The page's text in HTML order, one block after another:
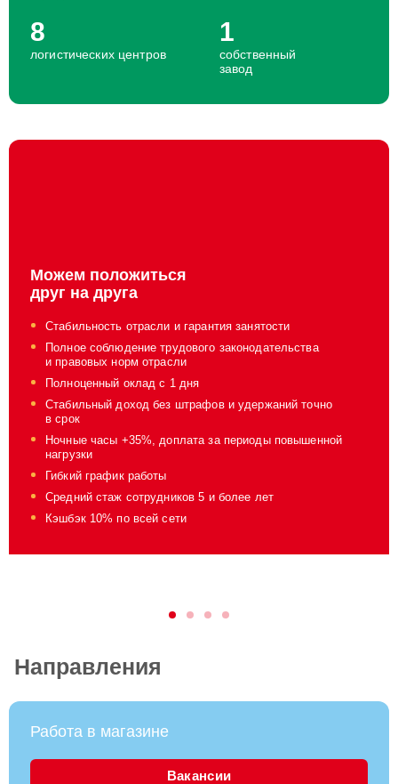
8
логистических центров
1
собственный
завод
Можем положиться
друг на друга
Стабильность отрасли и гарантия занятости
Полное соблюдение трудового законодательства
и правовых норм отрасли
Полноценный окладс 1 дня
Стабильный доход без штрафов и удержаний точно
в срок
Ночные часы +35%, доплата за периоды повышенной
нагрузки
Гибкий график работы
Средний стаж сотрудников 5 и более лет
Кэшбэк 10% по всейсети
Направления
Работа в магазине
Вакансии